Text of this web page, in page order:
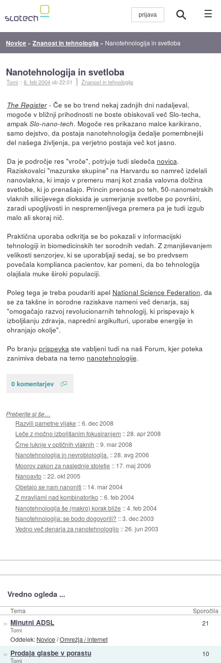
☰
Novice »Znanost in tehnologija » Nanotehnologija in svetloba
Nanotehnologija in svetloba
Tomi ::6. feb 2004ob 22:01 Znanost in tehnologija
The Register- Če se bo trend nekaj zadnjih dni nadaljeval,
mogoče v bližnji prihodnosti ne boste obiskovali več Slo-techa,
ampak Slo-nano-tech. Mogoče res prikazano malce karikirano,
samo dejstvo, da postaja nanotehnologija čedalje pomembnejši
del našega življenja, pa verjetno postaja več kot jasno.
Da je področje res "vroče", potrjuje tudi sledeča novica.
Raziskovalci "mazurske skupine" na Harvardu so namreč izdelali
nanovlakna, ki imajo v premeru manj kot znaša valovna dolžina
svetlobe, ki jo prenašajo. Princin prenosa po teh, 50-nanometrskih
vlaknih silicijevega dioksida je usmerjanje svetlobe po površini,
zaradi upogljivosti in nespremenljivega premera pa je tudi izgub
malo ali skoraj nič.
Praktična uporaba odkritja se bo pokazali v informacijski
tehnologiji in biomedicinskih ter sorodnih vedah. Z zmanjševanjem
velikosti senzorjev, ki se uporabljaji sedaj, se bo predvsem
povečala komplianca pacientov, kar pomeni, da bo tehnologija
olajšala muke široki populaciji.
Poleg tega je treba poudariti apel National Science Federation, da
se za takšne in sorodne raziskave nameni več denarja, saj
"omogačajo razvoj revolucionarnih tehnologij, ki prispevajo k
izboljšanju zdravja, napredni argikulturi, uporabe energije in
ohranjajo okolje".
Po branju prispevka ste vabljeni tudi na naš Forum, kjer poteka
zanimiva debata na temo nanotehnologije.
0 komentarjev
Preberite si še…
Razvili pametne vijake ::6. dec 2008
Leče z močno izboljšanim fokusiranjem ::28. apr 2008
Črne luknje v optičnih vlaknih ::9. mar 2008
Nanotehnologija in nevrobiologija. ::28. avg 2006
Moorov zakon za naslednje stoletje :: 17. maj 2006
Nanoavto ::22. okt 2005
Obetajo se nam nanoniti :: 14. mar 2004
Z mravljami nad kombinatoriko ::6. feb 2004
Nanotehnologija še (makro) korak bliže ::4. feb 2004
Nanotehnologija: se bodo dogovorili? ::3. dec 2003
Vedno več denarja za nanotehnologijo ::26. jun 2003
Vredno ogleda ...
Tema Sporočila
» Minutni ADSL
Tomi
Oddelek: Novice/Omrežja / internet
21
» Prodaja glasbe v porastu
Tomi
10